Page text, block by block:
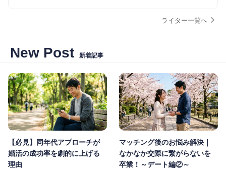
ライター一覧へ
New Post 新着記事
【必見】同年代アプローチが
婚活の成功率を劇的に上げる
理由
マッチング後のお悩み解決｜
なかなか交際に繋がらないを
卒業！～デート編②～